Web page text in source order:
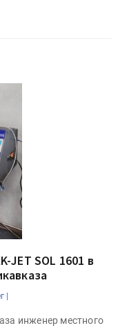
JET SOL 1601 в
|
инженер местного